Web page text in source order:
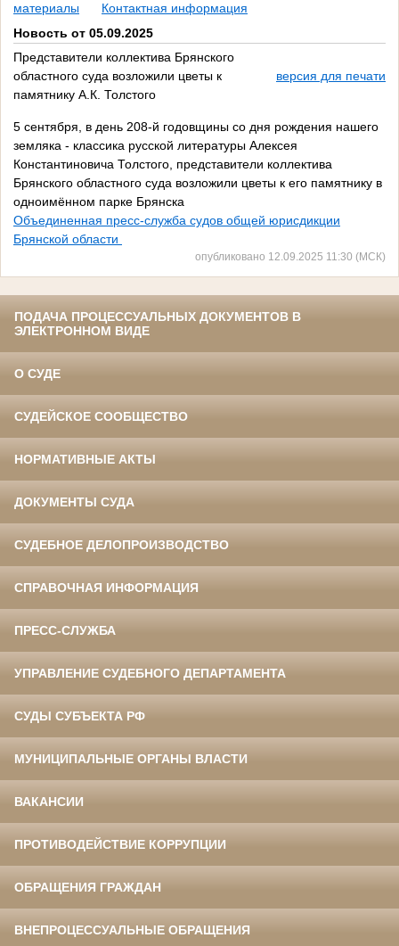
материалы
Контактная информация
Новость от 05.09.2025
Представители коллектива Брянского
областного суда возложили цветы к
памятнику А.К. Толстого
версия для печати
5 сентября, в день 208-й годовщины со дня рождения нашего
земляка - классика русской литературы Алексея
Константиновича Толстого, представители коллектива
Брянского областного суда возложили цветы к его памятнику в
одноимённом парке Брянска
Объединенная пресс-служба судов общей юрисдикции
Брянской области
опубликовано 12.09.2025 11:30 (МСК)
ПОДАЧА ПРОЦЕССУАЛЬНЫХ ДОКУМЕНТОВ В
ЭЛЕКТРОННОМ ВИДЕ
О СУДЕ
СУДЕЙСКОЕ СООБЩЕСТВО
НОРМАТИВНЫЕ АКТЫ
ДОКУМЕНТЫ СУДА
СУДЕБНОЕ ДЕЛОПРОИЗВОДСТВО
СПРАВОЧНАЯ ИНФОРМАЦИЯ
ПРЕСС-СЛУЖБА
УПРАВЛЕНИЕ СУДЕБНОГО ДЕПАРТАМЕНТА
СУДЫ СУБЪЕКТА РФ
МУНИЦИПАЛЬНЫЕ ОРГАНЫ ВЛАСТИ
ВАКАНСИИ
ПРОТИВОДЕЙСТВИЕ КОРРУПЦИИ
ОБРАЩЕНИЯ ГРАЖДАН
ВНЕПРОЦЕССУАЛЬНЫЕ ОБРАЩЕНИЯ